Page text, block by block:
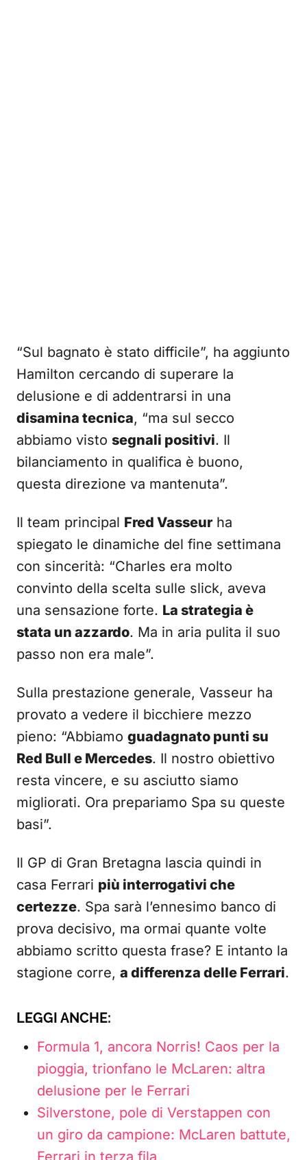
“Sul bagnato è stato difficile”, ha aggiunto
Hamilton cercando di superare la
delusione e di addentrarsi in una
disamina tecnica, “ma sul secco
abbiamo visto segnali positivi. Il
bilanciamento in qualifica è buono,
questa direzione va mantenuta”.
Il team principal Fred Vasseur ha
spiegato le dinamiche del fine settimana
con sincerità: “Charles era molto
convinto della scelta sulle slick, aveva
una sensazione forte. La strategia è
stata un azzardo. Ma in aria pulita il suo
passo non era male”.
Sulla prestazione generale, Vasseur ha
provato a vedere il bicchiere mezzo
pieno: “Abbiamo guadagnato punti su
Red Bull e Mercedes. Il nostro obiettivo
resta vincere, e su asciutto siamo
migliorati. Ora prepariamo Spa su queste
basi”.
Il GP di Gran Bretagna lascia quindi in
casa Ferrari più interrogativi che
certezze. Spa sarà l’ennesimo banco di
prova decisivo, ma ormai quante volte
abbiamo scritto questa frase? E intanto la
stagione corre, a differenza delle Ferrari.
LEGGI ANCHE:
Formula 1, ancora Norris! Caos per la
pioggia, trionfano le McLaren: altra
delusione per le Ferrari
Silverstone, pole di Verstappen con
un giro da campione: McLaren battute,
Ferrari in terza fila